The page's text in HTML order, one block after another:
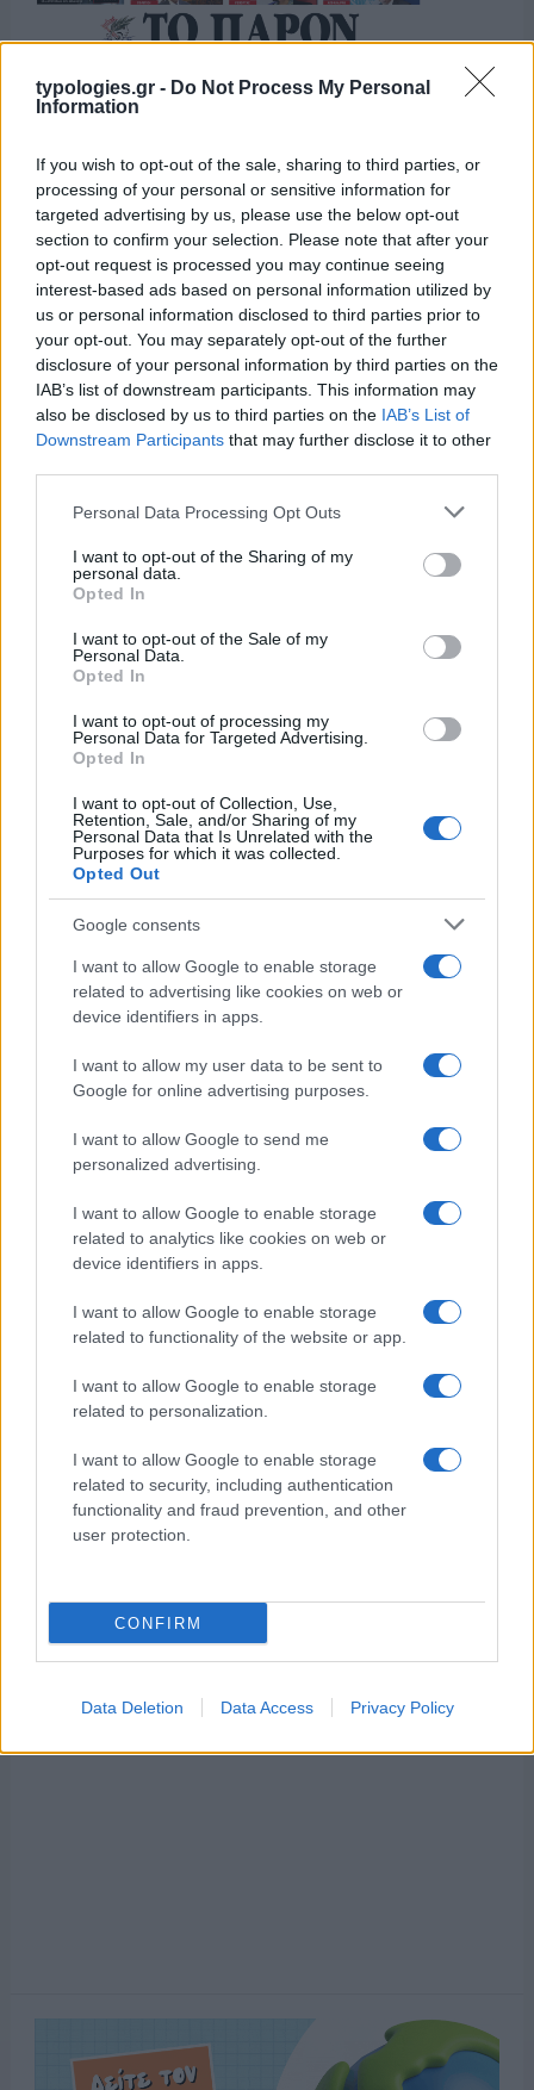
typologies.gr - Do Not Process My Personal
Information
If you wish to opt-out of the sale, sharing to third parties, or
processing of your personal or sensitive information for
targeted advertising by us, please use the below opt-out
section to confirm your selection. Please note that after your
opt-out request is processed you may continue seeing
interest-based ads based on personal information utilized by
us or personal information disclosed to third parties prior to
your opt-out. You may separately opt-out of the further
disclosure of your personal information by third parties on the
IAB’s list of downstream participants. This information may
also be disclosed by us to third parties on the IAB’s List of
Downstream Participants that may further disclose it to other
Please note that this website/app uses one or more Google
not limited to your visit or usage behaviour. You may click to
grant or deny consent to Google and its third-party tags to
use your data for below specified purposes in below Google
consent section.
Personal Data Processing Opt Outs
I want to opt-out of the Sharing of my
personal data.
Opted In
I want to opt-out of the Sale of my
Personal Data.
Opted In
I want to opt-out of processing my
Personal Data for Targeted Advertising.
Opted In
I want to opt-out of Collection, Use,
Retention, Sale, and/or Sharing of my
Personal Data that Is Unrelated with the
Purposes for which it was collected.
Opted Out
Google consents
I want to allow Google to enable storage
related to advertising like cookies on web or
device identifiers in apps.
I want to allow my user data to be sent to
Google for online advertising purposes.
I want to allow Google to send me
personalized advertising.
I want to allow Google to enable storage
related to analytics like cookies on web or
device identifiers in apps.
I want to allow Google to enable storage
related to functionality of the website or app.
I want to allow Google to enable storage
related to personalization.
I want to allow Google to enable storage
related to security, including authentication
functionality and fraud prevention, and other
user protection.
CONFIRM
Data Deletion Data Access Privacy Policy
ΔΗΜΟΦΙΛΗ
ΑΧΜΕΣ: Δεύτερες σκέψεις στον ΑΝΤ1...
Ποιοι θα παίρνουν χρήματα και ποιοι θα κόβονται-Ο νέος
«Πόλεμος» για το μέλλον της TV στην Ελλάδα-Πώς
δικαιώματα
Ναϊμέγκεν-Ολυμπιακός στο Mega
Ο φιλικός αγώνας Άρης – Πανσερραϊκός, η σέντρα σε
Ίντερ, Μίλαν, Γιουβέντους στο «γήπεδο» του Novasports!
Europa League είναι στο OPEN
Ρεκόρ τηλεθέασης σε Eurovision και Mundial το 2026